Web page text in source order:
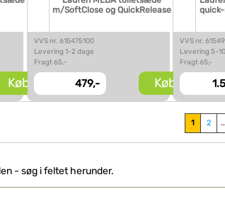
Køb
m/SoftClose og QuickRelease
VVS nr. 615475100
Levering 1-2 dage
Fragt 65,-
479,- Køb
VVS nr.
Levering 5-
Fragt 65,-
1 2
- søg i feltet herunder.